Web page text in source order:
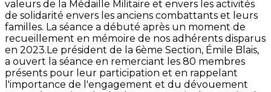
valeurs de la Médaille Militaire et envers les activités
de solidarité envers les anciens combattants et leurs
familles. La séance a débuté après un moment de
recueillement en mémoire de nos adhérents disparus
en 2023.Le président de la 6ème Section, Émile Blais,
a ouvert la séance en remerciant les 80 membres
présents pour leur participation et en rappelant
l'importance de l'engagement et du dévouement